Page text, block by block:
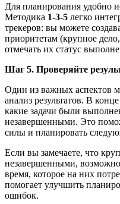
Для планирования удобно
Методика 1-3-5 легко
трекеров: вы можете
приоритетам (крупное
отмечать их статус
Шаг 5. Проверяйте
Один из важных аспектов
анализ результатов. В
какие задачи были
незавершенными. Это
силы и планировать
Если вы замечаете, что
незавершенными,
время, которое на них
помогает улучшить
ошибок.